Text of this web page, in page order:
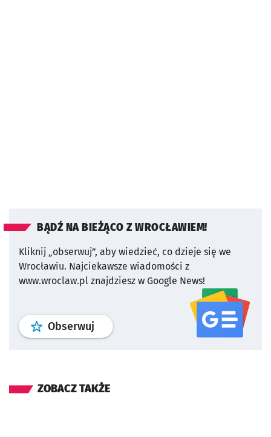
BĄDŹ NA BIEŻĄCO Z WROCŁAWIEM!
Kliknij „obserwuj”, aby wiedzieć, co dzieje się we
Wrocławiu. Najciekawsze wiadomości z
www.wroclaw.pl znajdziesz w Google News!
Obserwuj profil serwisu
ZOBACZ TAKŻE